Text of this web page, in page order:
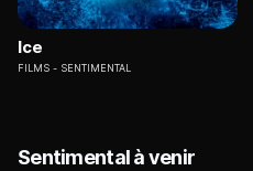
Ice
FILMS SENTIMENTAL
Sentimental à venir